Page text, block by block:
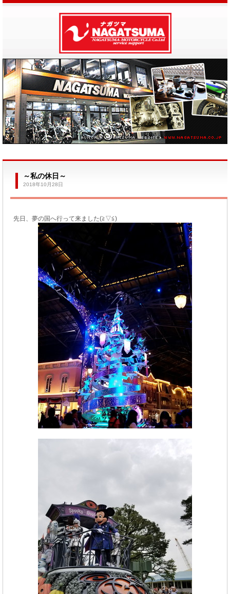
～私の休日～
2018年10月28日
先日、夢の国へ行って来ました(≧▽≦)